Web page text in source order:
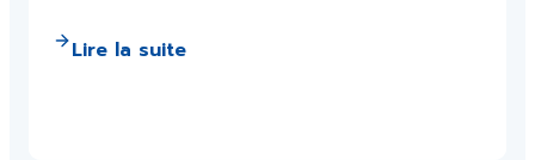
Lire la suite